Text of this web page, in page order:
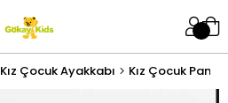
Kız Çocuk Ayakkabı Kız Çocuk